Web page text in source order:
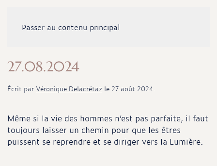
Passer au contenu principal
27.08.2024
Écrit par Véronique Delacrétaz le 27 août 2024.
Même si la vie des hommes n’est pas parfaite, il faut
toujours laisser un chemin pour que les êtres
puissent se reprendre et se diriger vers la Lumière.